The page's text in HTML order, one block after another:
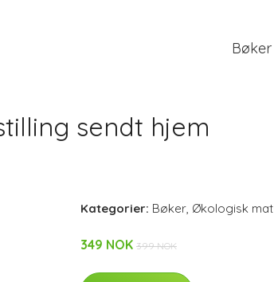
Bøker
sendt hjem
Kategorier: Bøker, Økologisk mat
349 NOK 399 NOK